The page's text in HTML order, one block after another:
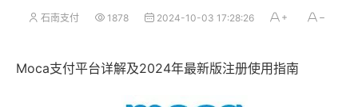
石南支付 1878 2024-10-03 17:28:26
Moca支付平台详解及2024年最新版注册使用指南